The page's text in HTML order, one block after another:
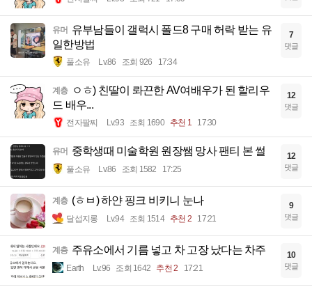
유머 유부남들이 갤럭시 폴드8 구매 허락 받는 유
일한방법
풀소유 Lv.86 조회 926 17:34
7
댓글
계층
ㅇㅎ) 친딸이 롸끈한 AV여배우가 된 할리우
드 배우...
전자팔찌 Lv.93 조회 1690 추천 1 17:30
12
댓글
유머 중학생때 미술학원 원장쌤 망사 팬티 본 썰
풀소유 Lv.86 조회 1582 17:25
12
댓글
계층 (ㅎㅂ) 하얀 핑크 비키니 눈나
달섭지롱 Lv.94 조회 1514 추천 2 17:21
9
댓글
계층 주유소에서 기름 넣고 차 고장 났다는 차주
Earth Lv.96 조회 1642 추천 2 17:21
10
댓글